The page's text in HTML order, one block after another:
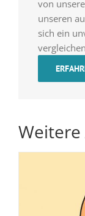
von
unseren
sich ein